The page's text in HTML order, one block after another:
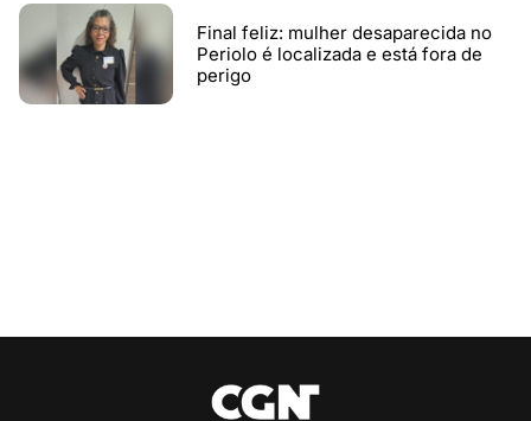
Final feliz: mulher desaparecida no
Periolo é localizada e está fora de
perigo